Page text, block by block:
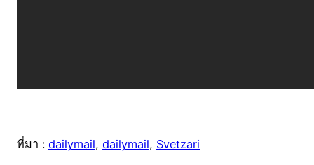
ที่มา : dailymail, dailymail, Svetzari